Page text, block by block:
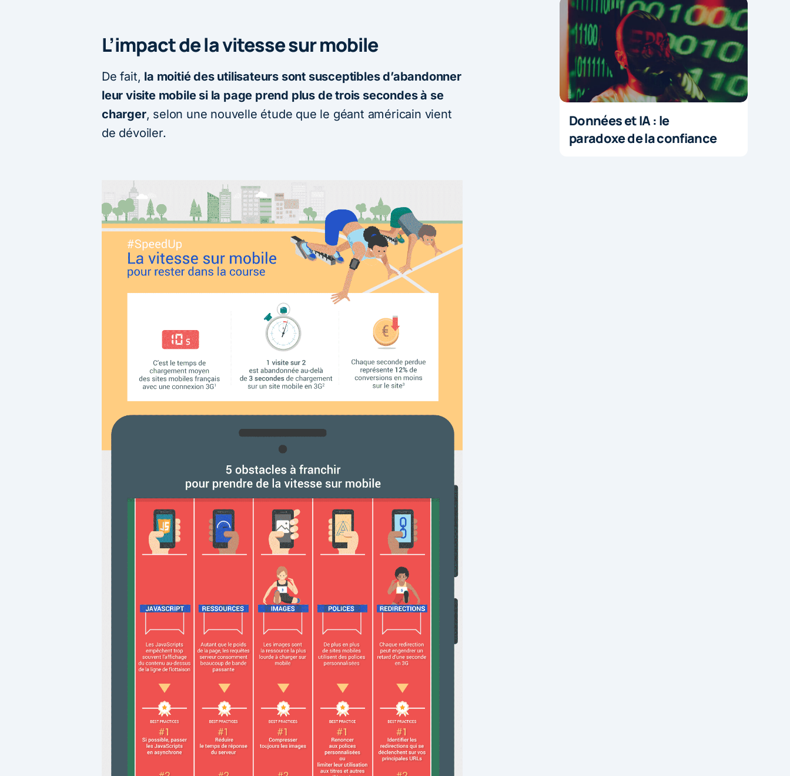
L’impact de la vitesse sur mobile
De fait, la moitié des utilisateurs sont susceptibles d’abandonner
leur visite mobile si la page prend plus de trois secondes à se
charger, selon une nouvelle étude que le géant américain vient
de dévoiler.
Données et IA : le
paradoxe de la confiance